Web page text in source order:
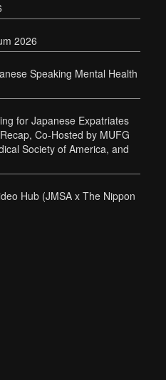
2026
Speaking Mental Health
for Japanese Expatriates
Co-Hosted by MUFG
Society of America, and
Hub (JMSA x The Nippon